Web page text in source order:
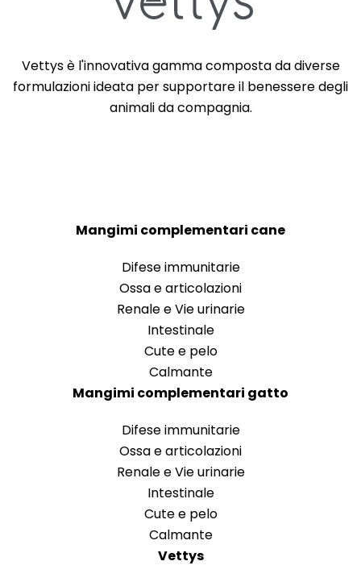
Vettys è l'innovativa gamma composta da diverse
formulazioni ideata per supportare il benessere degli
animali da compagnia.
Mangimi complementari cane
Difese immunitarie
Ossa e articolazioni
Renale e Vie urinarie
Intestinale
Cute e pelo
Calmante
Mangimi complementari gatto
Difese immunitarie
Ossa e articolazioni
Renale e Vie urinarie
Intestinale
Cute e pelo
Calmante
Vettys